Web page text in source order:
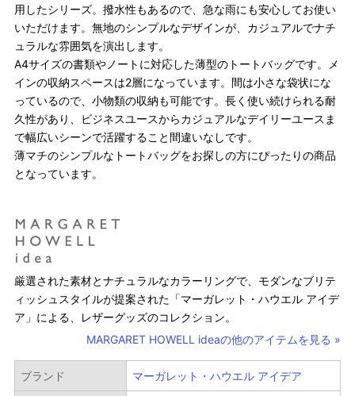
用したシリーズ。撥水性もあるので、急な雨にも安心してお使い
いただけます。無地のシンプルなデザインが、カジュアルでナチ
ュラルな雰囲気を演出します。
A4サイズの書類やノートに対応した薄型のトートバッグです。メ
インの収納スペースは2層になっています。間は小さな袋状にな
っているので、小物類の収納も可能です。長く使い続けられる耐
久性があり、ビジネスユースからカジュアルなデイリーユースま
で幅広いシーンで活躍すること間違いなしです。
薄マチのシンプルなトートバッグをお探しの方にぴったりの商品
となっています。
厳選された素材とナチュラルなカラーリングで、モダンなブリテ
ィッシュスタイルが提案された「マーガレット・ハウエル アイデ
ア」による、レザーグッズのコレクション。
MARGARET HOWELL ideaの他のアイテムを見る »
ブランド マーガレット・ハウエル アイデア